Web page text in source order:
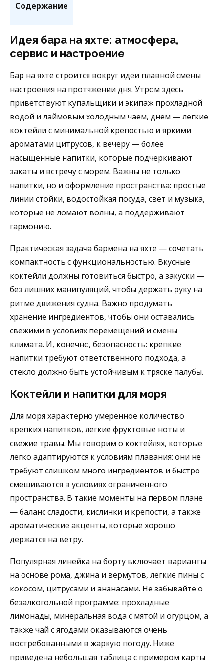
Содержание
Идея бара на яхте: атмосфера,
сервис и настроение
Бар на яхте строится вокруг идеи плавной смены
настроения на протяжении дня. Утром здесь
приветствуют купальщики и экипаж прохладной
водой и лаймовым холодным чаем, днем — легкие
коктейли с минимальной крепостью и яркими
ароматами цитрусов, к вечеру — более
насыщенные напитки, которые подчеркивают
закаты и встречу с морем. Важны не только
напитки, но и оформление пространства: простые
линии стойки, водостойкая посуда, свет и музыка,
которые не ломают волны, а поддерживают
гармонию.
Практическая задача бармена на яхте — сочетать
компактность с функциональностью. Вкусные
коктейли должны готовиться быстро, а закуски —
без лишних манипуляций, чтобы держать руку на
ритме движения судна. Важно продумать
хранение ингредиентов, чтобы они оставались
свежими в условиях перемещений и смены
климата. И, конечно, безопасность: крепкие
напитки требуют ответственного подхода, а
стекло должно быть устойчивым к тряске палубы.
Коктейли и напитки для моря
Для моря характерно умеренное количество
крепких напитков, легкие фруктовые ноты и
свежие травы. Мы говорим о коктейлях, которые
легко адаптируются к условиям плавания: они не
требуют слишком много ингредиентов и быстро
смешиваются в условиях ограниченного
пространства. В такие моменты на первом плане
— баланс сладости, кислинки и крепости, а также
ароматические акценты, которые хорошо
держатся на ветру.
Популярная линейка на борту включает варианты
на основе рома, джина и вермутов, легкие пины с
кокосом, цитрусами и ананасами. Не забывайте о
безалкогольной программе: прохладные
лимонады, минеральная вода с мятой и огурцом, а
также чай с ягодами оказываются очень
востребованными в жаркую погоду. Ниже
приведена небольшая таблица с примером карты